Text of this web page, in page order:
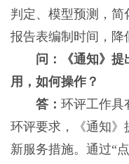
判定、模型预测，
报告表编制时间，降
问：《通知》提
用，如何操作？
答： 环评工作具
环评要求，《通知》
新服务措施。通过“